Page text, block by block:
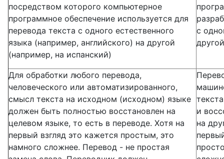
посредством которого компьютерное
программное обеспечение используется для
перевода текста с одного естественного
языка (например, английского) на другой
(например, на испанский)
с
Для обработки любого перевода,
человеческого или автоматизированного,
смысл текста на исходном (исходном) языке
должен быть полностью восстановлен на
целевом языке, то есть в переводе. Хотя на
первый взгляд это кажется простым, это
намного сложнее. Перевод - не простая
и
на